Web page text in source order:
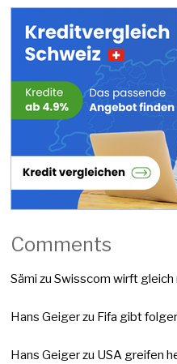
Comments
Sämi zuSwisscom wirft
Hans Geigerzu Fifa gibt
Hans Geigerzu USA greifen